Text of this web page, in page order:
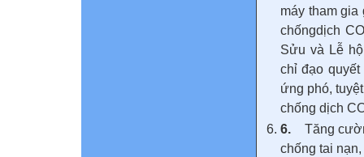
máy tham gia
chốngdịch
Sửu và Lễ
chỉ đạo
ứng phó,
chống dịch
6. Tăng
chống tai